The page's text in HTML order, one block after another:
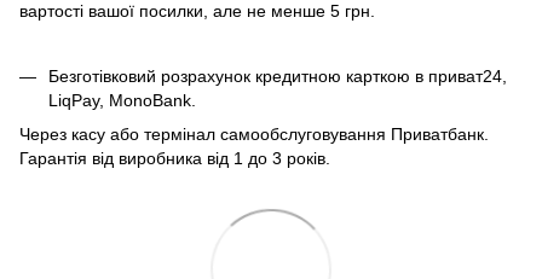
вартості вашої посилки, але не менше 5 грн.
Безготівковий розрахунок кредитною карткою в приват24,
LiqPay, MonoBank.
Через касу або термінал самообслуговування Приватбанк.
Гарантія від виробника від 1 до 3 років.